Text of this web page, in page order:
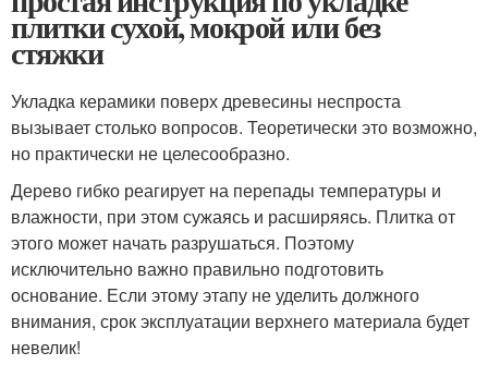
плитки сухой, мокрой или без
стяжки
Укладка керамики поверх древесины неспроста
вызывает столько вопросов. Теоретически это возможно,
но практически не целесообразно.
Дерево гибко реагирует на перепады температуры и
влажности, при этом сужаясь и расширяясь. Плитка от
этого может начать разрушаться. Поэтому
исключительно важно правильно подготовить
основание. Если этому этапу не уделить должного
внимания, срок эксплуатации верхнего материала будет
невелик!